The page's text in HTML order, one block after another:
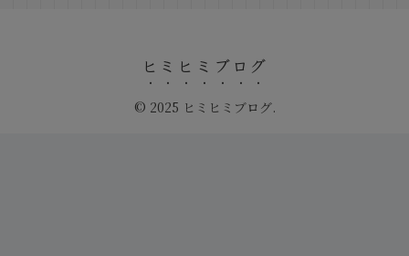
ヒミヒミブログ
© 2025 ヒミヒミブログ.